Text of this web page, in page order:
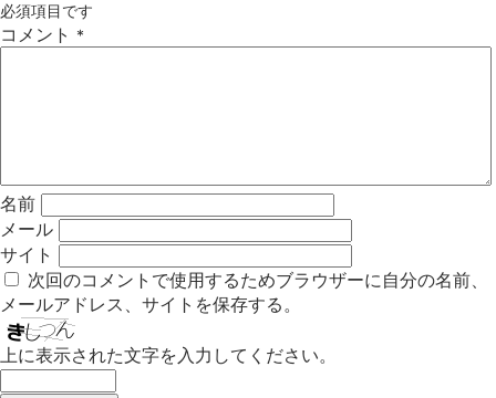
必須項目です
コメント *
名前
メール
サイト
次回のコメントで使用するためブラウザーに自分の名前、
メールアドレス、サイトを保存する。
上に表示された文字を入力してください。